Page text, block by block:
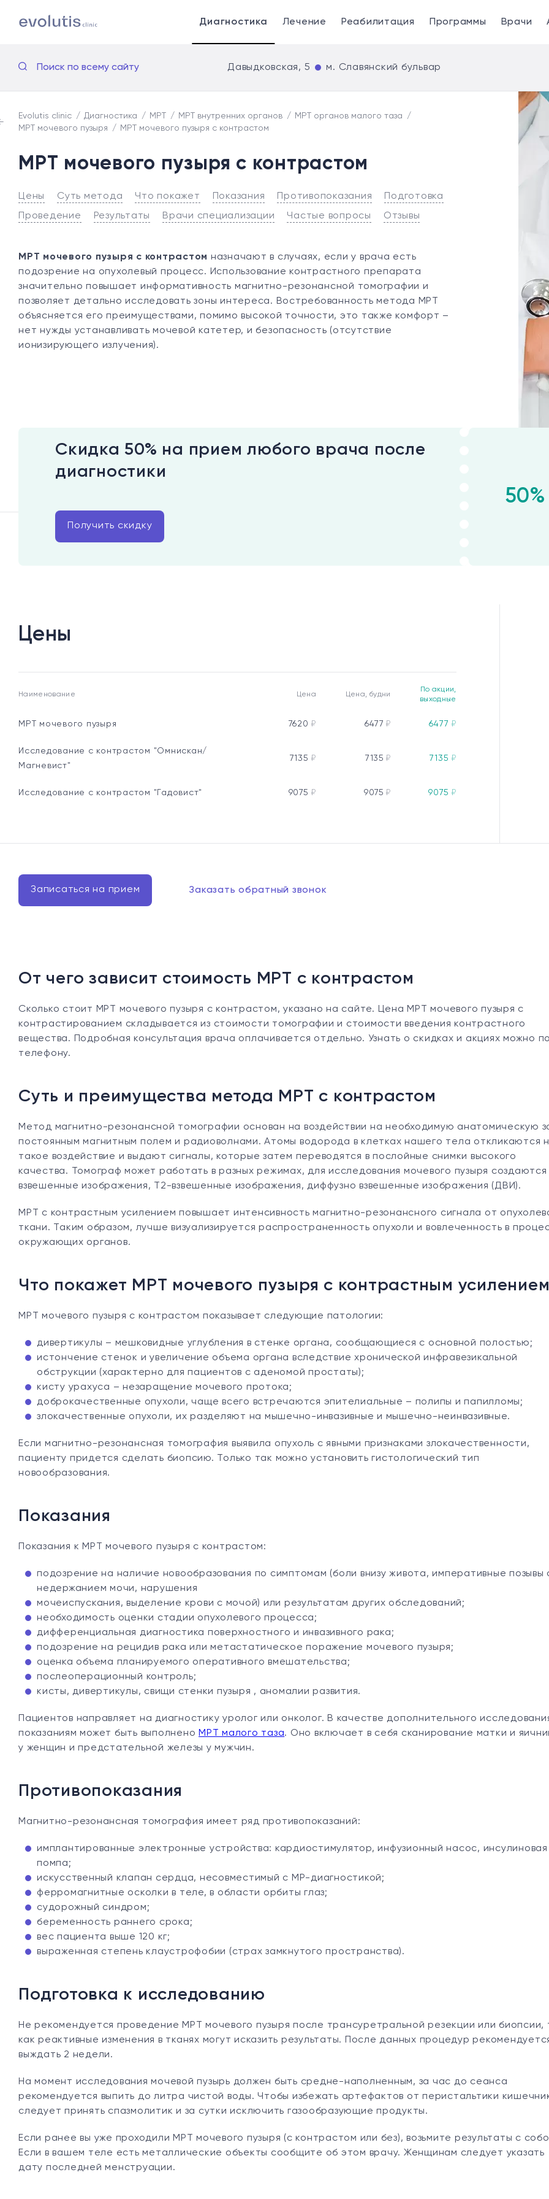
Диагностика Лечение Реабилитация Программы Врачи
Поиск по всему сайту Давыдковская, 5 м. Славянский бульвар
Evolutis clinic Диагностика МРТ МРТ внутренних органов
МРТ органов малого таза
МРТ мочевого пузыря
МРТ мочевого пузыря с контрастом
МРТ мочевого пузыря с контрастом
Цены Суть метода Что покажет Показания Противопоказания
Подготовка
Проведение
Результаты Врачи специализации Частые вопросы Отзывы
МРТ мочевого пузыря с контрастом назначают в случаях, если у врача есть
подозрение на опухолевый процесс. Использование контрастного препарата
значительно повышает информативность магнитно-резонансной томографии и
позволяет детально исследовать зоны интереса. Востребованность метода МРТ
объясняется его преимуществами, помимо высокой точности, это также комфорт –
нет нужды устанавливать мочевой катетер, и безопасность (отсутствие
ионизирующего излучения).
Скидка 50% на прием любого врача после
диагностики
Получить скидку
50%
Цены
Наименование Цена Цена, будни
По акции,
выходные
МРТ мочевого пузыря 7620 ₽ 6477 ₽ 6477 ₽
Исследование с контрастом "Омнискан/
Магневист"
7135 ₽ 7135 ₽ 7135 ₽
Исследование с контрастом "Гадовист" 9075 ₽ 9075 ₽ 9075 ₽
Записаться на прием Заказать обратный звонок
От чего зависит стоимость МРТ с контрастом
Сколько стоит МРТ мочевого пузыря с контрастом, указано на сайте. Цена МРТ мочевого пузыря с
контрастированием складывается из стоимости томографии и стоимости введения контрастного
вещества. Подробная консультация врача оплачивается отдельно. Узнать о скидках и акциях можно по
телефону.
Суть и преимущества метода МРТ с контрастом
Метод магнитно-резонансной томографии основан на воздействии на необходимую анатомическую
постоянным магнитным полем и радиоволнами. Атомы водорода в клетках нашего тела откликаются
такое воздействие и выдают сигналы, которые затем переводятся в послойные снимки высокого
качества. Томограф может работать в разных режимах, для исследования мочевого пузыря создаются
взвешенные изображения, Т2-взвешенные изображения, диффузно взвешенные изображения (ДВИ).
МРТ с контрастным усилением повышает интенсивность магнитно-резонансного сигнала от
ткани. Таким образом, лучше визуализируется распространенность опухоли и вовлеченность в
окружающих органов.
Что покажет МРТ мочевого пузыря с контрастным
МРТ мочевого пузыря с контрастом показывает следующие патологии:
дивертикулы – мешковидные углубления в стенке органа, сообщающиеся с основной полостью;
истончение стенок и увеличение объема органа вследствие хронической инфравезикальной
обструкции (характерно для пациентов с аденомой простаты);
кисту урахуса – незаращение мочевого протока;
доброкачественные опухоли, чаще всего встречаются эпителиальные – полипы и папилломы;
злокачественные опухоли, их разделяют на мышечно-инвазивные и мышечно-неинвазивные.
Если магнитно-резонансная томография выявила опухоль с явными признаками злокачественности,
пациенту придется сделать биопсию. Только так можно установить гистологический тип
новообразования.
Показания
Показания к МРТ мочевого пузыря с контрастом:
подозрение на наличие новообразования по симптомам (боли внизу живота, императивные позывы
недержанием мочи, нарушения
мочеиспускания, выделение крови с мочой) или результатам других обследований;
необходимость оценки стадии опухолевого процесса;
дифференциальная диагностика поверхностного и инвазивного рака;
подозрение на рецидив рака или метастатическое поражение мочевого пузыря;
оценка объема планируемого оперативного вмешательства;
послеоперационный контроль;
кисты, дивертикулы, свищи стенки пузыря , аномалии развития.
Пациентов направляет на диагностику уролог или онколог. В качестве дополнительного
показаниям может быть выполнено МРТ малого таза. Оно включает в себя сканирование матки и
у женщин и предстательной железы у мужчин.
Противопоказания
Магнитно-резонансная томография имеет ряд противопоказаний:
имплантированные электронные устройства: кардиостимулятор, инфузионный насос, инсулиновая
помпа;
искусственный клапан сердца, несовместимый с МР-диагностикой;
ферромагнитные осколки в теле, в области орбиты глаз;
судорожный синдром;
беременность раннего срока;
вес пациента выше 120 кг;
выраженная степень клаустрофобии (страх замкнутого пространства).
Подготовка к исследованию
Не рекомендуется проведение МРТ мочевого пузыря после трансуретральной резекции или биопсии,
как реактивные изменения в тканях могут исказить результаты. После данных процедур
выждать 2 недели.
На момент исследования мочевой пузырь должен быть средне-наполненным, за час до сеанса
рекомендуется выпить до литра чистой воды. Чтобы избежать артефактов от перистальтики
следует принять спазмолитик и за сутки исключить газообразующие продукты.
Если ранее вы уже проходили МРТ мочевого пузыря (с контрастом или без), возьмите результаты с
Если в вашем теле есть металлические объекты сообщите об этом врачу. Женщинам следует указать
дату последней менструации.